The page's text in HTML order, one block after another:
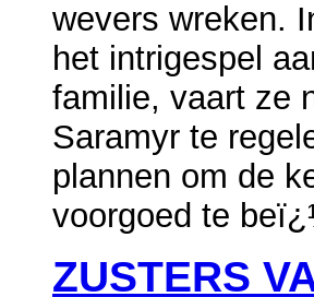
wevers wreken.
het intrigespel
familie, vaart ze
Saramyr te
plannen om de
voorgoed te
ZUSTERS